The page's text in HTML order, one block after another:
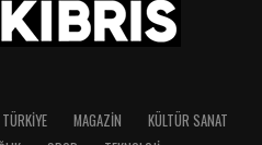
TÜRKIYE MAGAZIN
KÜLTÜR SANAT